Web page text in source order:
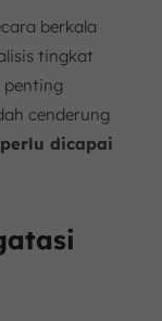
berkala
tingkat
penting
cenderung
dicapai